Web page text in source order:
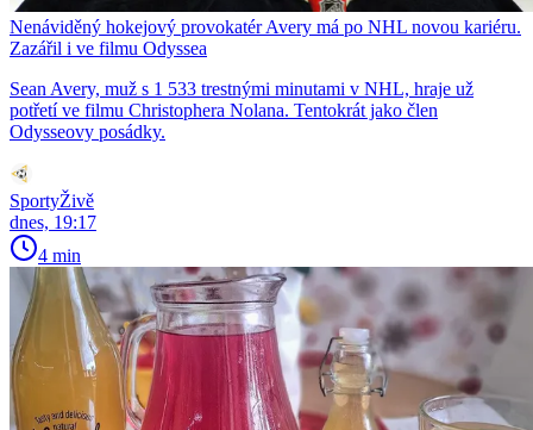
Nenáviděný hokejový provokatér Avery má po NHL novou kariéru.
Zazářil i ve filmu Odyssea
Sean Avery, muž s 1 533 trestnými minutami v NHL, hraje už
potřetí ve filmu Christophera Nolana. Tentokrát jako člen
Odysseovy posádky.
SportyŽivě
dnes, 19:17
4 min